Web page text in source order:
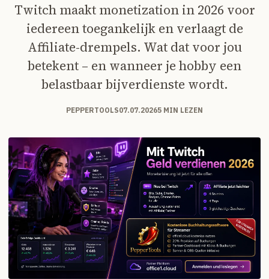
Twitch maakt monetization in 2026 voor
iedereen toegankelijk en verlaagt de
Affiliate-drempels. Wat dat voor jou
betekent – en wanneer je hobby een
belastbaar bijverdienste wordt.
PEPPERTOOLS07.07.20265 MIN LEZEN